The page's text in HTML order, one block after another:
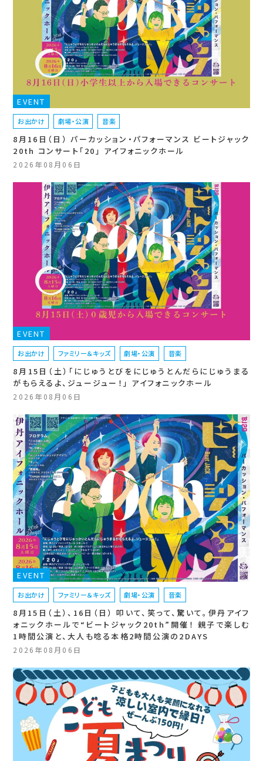
EVENT
お出かけ 劇場・公演 音楽
8月16日（日） パーカッション・パフォーマンス ビートジャック
20th コンサート「20」 アイフォニックホール
2026年08月06日
EVENT
お出かけ ファミリー＆キッズ 劇場・公演 音楽
8月15日（土）「にじゅうとびをにじゅうとんだらにじゅうまる
がもらえるよ、ジュージュー！」 アイフォニックホール
2026年08月06日
EVENT
お出かけ ファミリー＆キッズ 劇場・公演 音楽
8月15日（土）、16日（日） 叩いて、笑って、驚いて。伊丹アイフ
ォニックホールで“ビートジャック20th”開催！ 親子で楽しむ
1時間公演と、大人も唸る本格2時間公演の2DAYS
2026年08月06日